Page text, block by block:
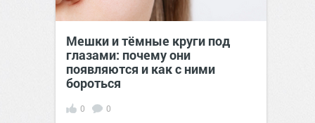
Мешки и тёмные круги под
глазами: почему они
появляются и как с ними
бороться
0 0